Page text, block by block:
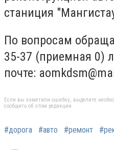
станиция
По вопросам
35-37 (приемная 0)
почте:
Если вы заметили ошибку, выделите
сообщить об этом редакции
#дорога #авто #ремонт